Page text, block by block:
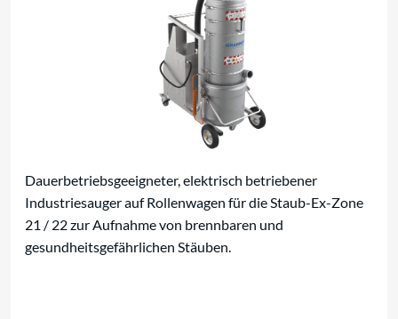
Dauerbetriebsgeeigneter, elektrisch betriebener
Industriesauger auf Rollenwagen für die Staub-Ex-Zone
21 / 22 zur Aufnahme von brennbaren und
gesundheitsgefährlichen Stäuben.